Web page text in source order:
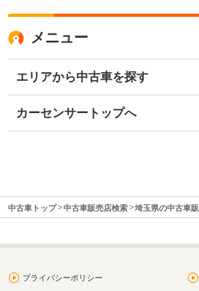
メニュー
エリアから中古車を探す
カーセンサートップへ
中古車トップ 中古車販売店検索 埼玉県の中古車
プライバシーポリシー